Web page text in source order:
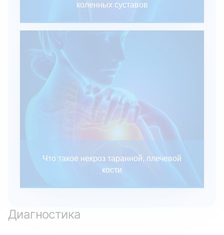
коленных суставов
Что такое некроз таранной, плечевой
кости
Диагностика